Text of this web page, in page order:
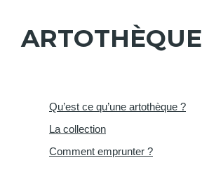
ARTOTHÈQUE
Qu’est ce qu’une artothèque ?
La collection
Comment emprunter ?